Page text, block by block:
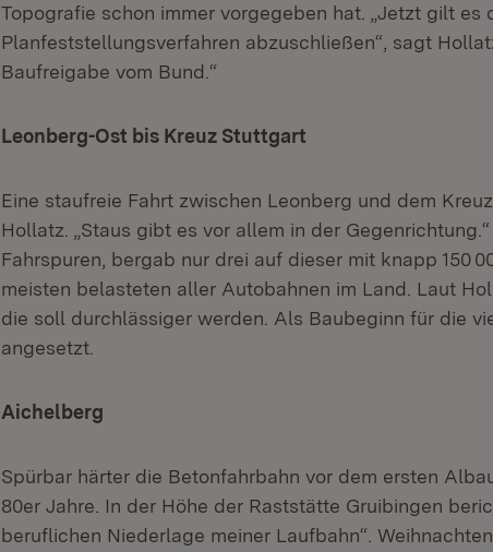
Topografie schon immer vorgegeben hat. „Jetzt gilt es
Planfeststellungsverfahren abzuschließen“, sagt
Baufreigabe vom Bund.“
Leonberg-Ost bis Kreuz Stuttgart
Eine staufreie Fahrt zwischen Leonberg und dem
Hollatz. „Staus gibt es vor allem in der
Fahrspuren, bergab nur drei auf dieser mit knapp 150
meisten belasteten aller Autobahnen im Land. Laut
die soll durchlässiger werden. Als Baubeginn für die
angesetzt.
Aichelberg
Spürbar härter die Betonfahrbahn vor dem ersten
80er Jahre. In der Höhe der Raststätte Gruibingen
beruflichen Niederlage meiner Laufbahn“.